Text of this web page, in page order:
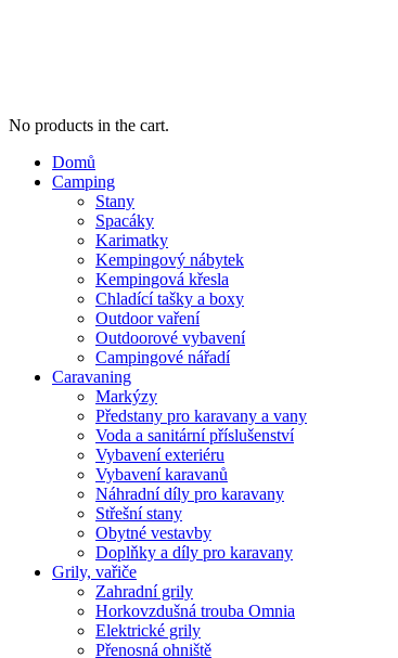
No products in the cart.
Domů
Camping
Stany
Spacáky
Karimatky
Kempingový nábytek
Kempingová křesla
Chladící tašky a boxy
Outdoor vaření
Outdoorové vybavení
Campingové nářadí
Caravaning
Markýzy
Předstany pro karavany a vany
Voda a sanitární příslušenství
Vybavení exteriéru
Vybavení karavanů
Náhradní díly pro karavany
Střešní stany
Obytné vestavby
Doplňky a díly pro karavany
Grily, vařiče
Zahradní grily
Horkovzdušná trouba Omnia
Elektrické grily
Přenosná ohniště